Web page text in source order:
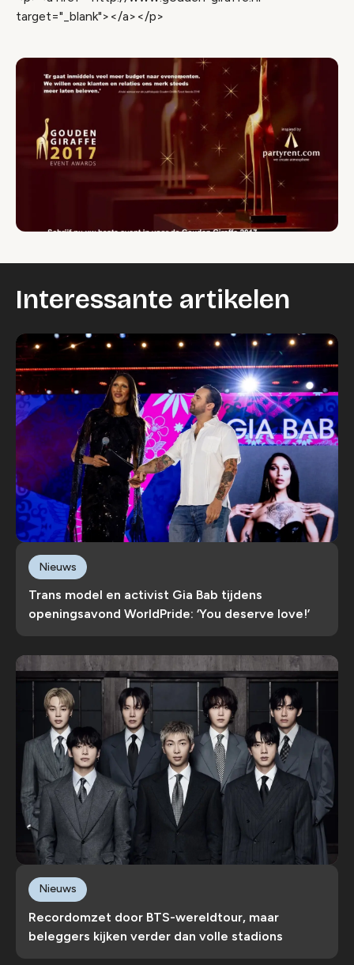
target="_blank"></a></p>
Interessante artikelen
Trans model en activist Gia Bab tijdens
openingsavond WorldPride: ‘You deserve love!’
Nieuws
Recordomzet door BTS-wereldtour, maar
beleggers kijken verder dan volle stadions
Nieuws